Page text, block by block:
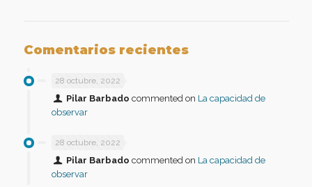
Comentarios recientes
28 octubre, 2022
Pilar Barbado commented on La capacidad de
observar
28 octubre, 2022
Pilar Barbado commented on La capacidad de
observar